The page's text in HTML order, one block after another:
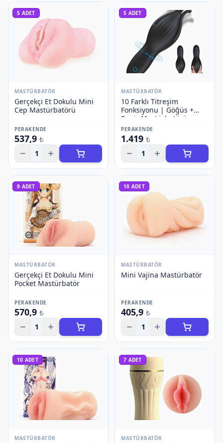
5 ADET
MASTÜRBATÖR
Gerçekçi Et Dokulu Mini
Cep Mastürbatörü
PERAKENDE
537,9 ₺
1
5 ADET
MASTÜRBATÖR
10 Farklı Titreşim
Fonksiyonu | Göğüs +
Penis Mastürbatörü
PERAKENDE
1.419 ₺
1
9 ADET
MASTÜRBATÖR
Gerçekçi Et Dokulu Mini
Pocket Mastürbatör
PERAKENDE
570,9 ₺
1
10 ADET
MASTÜRBATÖR
Mini Vajina Mastürbatör
PERAKENDE
405,9 ₺
1
10 ADET
MASTÜRBATÖR
7 ADET
MASTÜRBATÖR